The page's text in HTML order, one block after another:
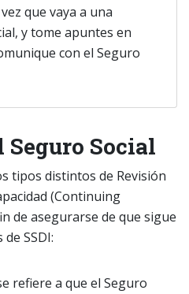
que vaya a una
y tome apuntes en
con el Seguro
Social
tipos distintos de Revisión
(Continuing
de asegurarse de que sigue
SSDI:
refiere a que el Seguro